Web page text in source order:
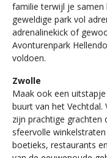
familie terwijl je samen
geweldige park vol
adrenalinekick of
Avonturenpark
voldoen.
Zwolle
Maak ook een
buurt van het
zijn prachtige grachten
sfeervolle
boetieks, restaurants